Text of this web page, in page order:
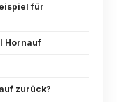
für
Hornauf
zurück?